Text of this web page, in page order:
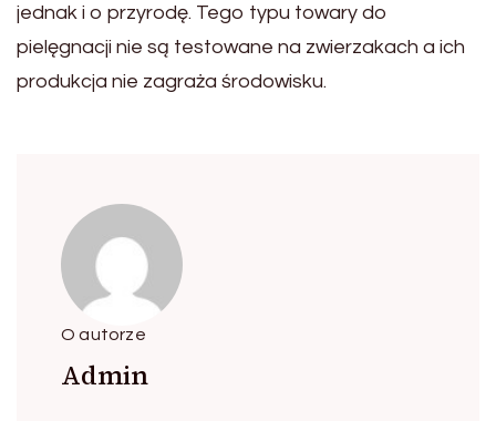
jednak i o przyrodę. Tego typu towary do
pielęgnacji nie są testowane na zwierzakach a ich
produkcja nie zagraża środowisku.
O autorze
Admin